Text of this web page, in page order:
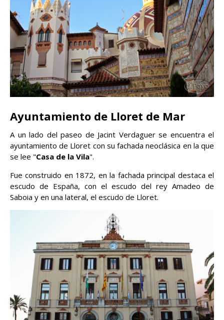
Ayuntamiento de Lloret de Mar
A un lado del paseo de Jacint Verdaguer se encuentra el
ayuntamiento de Lloret con su fachada neoclásica en la que
se lee "Casa de la Vila".
Fue construido en 1872, en la fachada principal destaca el
escudo de España, con el escudo del rey Amadeo de
Saboia y en una lateral, el escudo de Lloret.